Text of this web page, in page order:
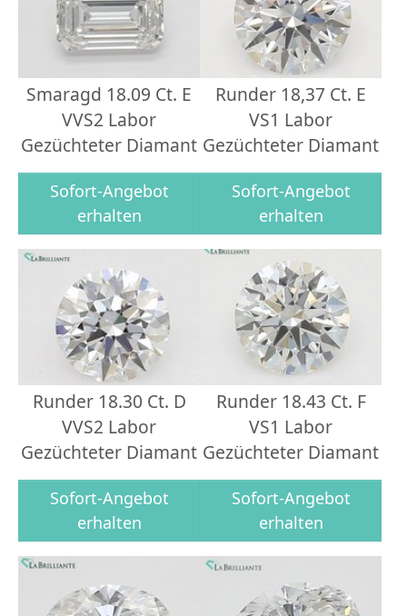
Smaragd 18.09 Ct. E
VVS2 Labor
Gezüchteter Diamant
Sofort-Angebot
erhalten
Runder 18,37 Ct. E
VS1 Labor
Gezüchteter Diamant
Sofort-Angebot
erhalten
Runder 18.30 Ct. D
VVS2 Labor
Gezüchteter Diamant
Sofort-Angebot
erhalten
Runder 18.43 Ct. F
VS1 Labor
Gezüchteter Diamant
Sofort-Angebot
erhalten